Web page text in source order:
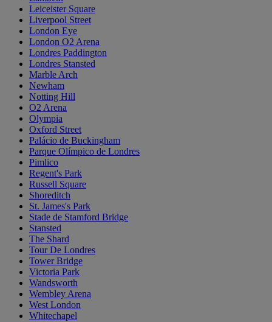
Leiceister Square
Liverpool Street
London Eye
London O2 Arena
Londres Paddington
Londres Stansted
Marble Arch
Newham
Notting Hill
O2 Arena
Olympia
Oxford Street
Palácio de Buckingham
Parque Olímpico de Londres
Pimlico
Regent's Park
Russell Square
Shoreditch
St. James's Park
Stade de Stamford Bridge
Stansted
The Shard
Tour De Londres
Tower Bridge
Victoria Park
Wandsworth
Wembley Arena
West London
Whitechapel